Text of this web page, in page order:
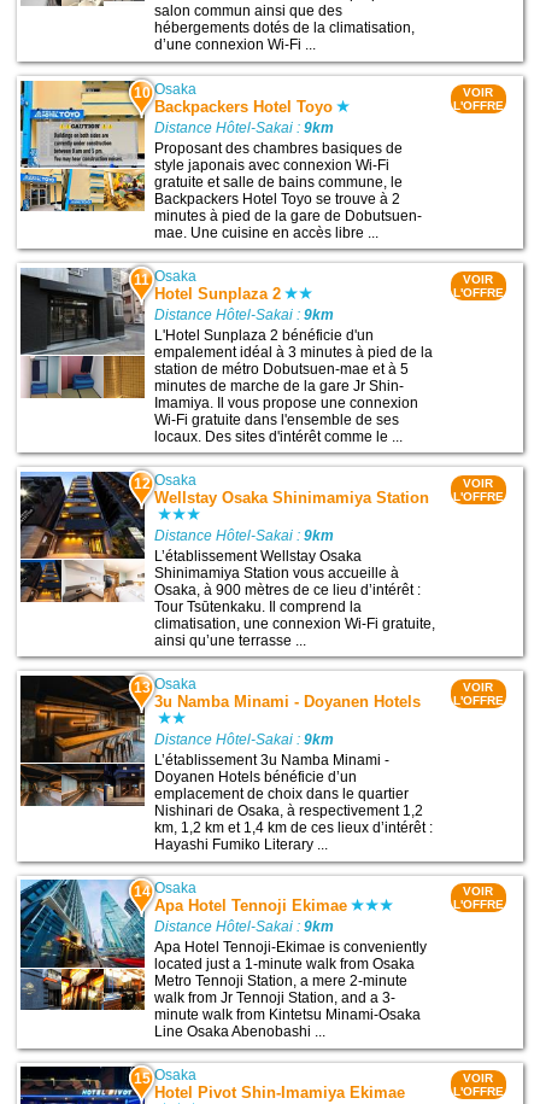
salon commun ainsi que des
hébergements dotés de la climatisation,
d’une connexion Wi-Fi ...
10 Osaka
Backpackers Hotel Toyo
Distance Hôtel-Sakai :9km
Proposant des chambres basiques de
style japonais avec connexion Wi-Fi
gratuite et salle de bains commune, le
Backpackers Hotel Toyo se trouve à 2
minutes à pied de la gare de Dobutsuen-
mae. Une cuisine en accès libre ...
VOIR
L'OFFRE
11 Osaka
Hotel Sunplaza 2
Distance Hôtel-Sakai :9km
L'Hotel Sunplaza 2 bénéficie d'un
empalement idéal à 3 minutes à pied de la
station de métro Dobutsuen-mae et à 5
minutes de marche de la gare Jr Shin-
Imamiya. Il vous propose une connexion
Wi-Fi gratuite dans l'ensemble de ses
locaux. Des sites d'intérêt comme le ...
VOIR
L'OFFRE
12 Osaka
Wellstay Osaka Shinimamiya Station
Distance Hôtel-Sakai :9km
L’établissement Wellstay Osaka
Shinimamiya Station vous accueille à
Osaka, à 900 mètres de ce lieu d’intérêt :
Tour Tsūtenkaku. Il comprend la
climatisation, une connexion Wi-Fi gratuite,
ainsi qu’une terrasse ...
VOIR
L'OFFRE
13 Osaka
3u Namba Minami - Doyanen Hotels
Distance Hôtel-Sakai :9km
L’établissement 3u Namba Minami -
Doyanen Hotels bénéficie d’un
emplacement de choix dans le quartier
Nishinari de Osaka, à respectivement 1,2
km, 1,2 km et 1,4 km de ces lieux d’intérêt :
Hayashi Fumiko Literary ...
VOIR
L'OFFRE
14 Osaka
Apa Hotel Tennoji Ekimae
Distance Hôtel-Sakai :9km
Apa Hotel Tennoji-Ekimae is conveniently
located just a 1-minute walk from Osaka
Metro Tennoji Station, a mere 2-minute
walk from Jr Tennoji Station, and a 3-
minute walk from Kintetsu Minami-Osaka
Line Osaka Abenobashi ...
VOIR
L'OFFRE
15 Osaka
Hotel Pivot Shin-Imamiya Ekimae
VOIR
L'OFFRE